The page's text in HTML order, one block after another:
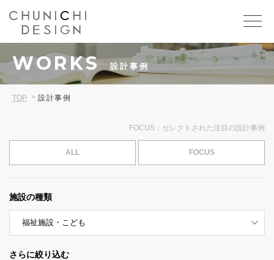
WORKS 設計事例
TOP 設計事例
FOCUS：セレクトされた注目の設計事例
ALL FOCUS
施設の種類
さらに絞り込む